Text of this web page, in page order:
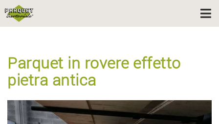
Parquet in rovere effetto
pietra antica